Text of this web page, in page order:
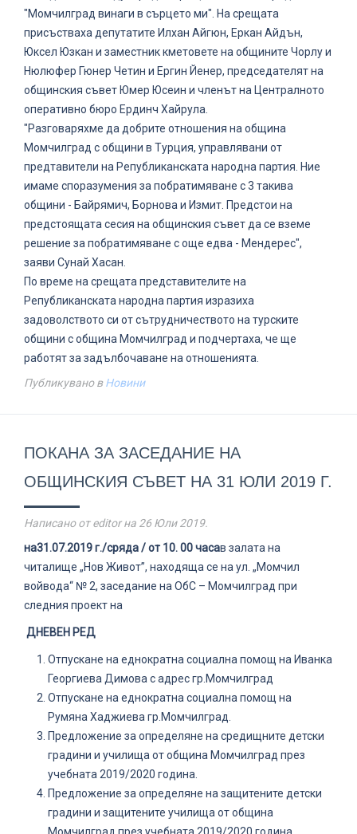
"Момчилград винаги в сърцето ми". На срещата
присъстваха депутатите Илхан Айгюн, Еркан Айдън,
Юксел Юзкан и заместник кметовете на общините Чорлу и
Нюлюфер Гюнер Четин и Ергин Йенер, председателят на
общинския съвет Юмер Юсеин и членът на Централното
оперативно бюро Ердинч Хайрула.
"Разговаряхме да добрите отношения на община
Момчилград с общини в Турция, управлявани от
предтавители на Републиканската народна партия. Ние
имаме споразумения за побратимяване с 3 такива
общини - Байрямич, Борнова и Измит. Предстои на
предстоящата сесия на общинския съвет да се вземе
решение за побратимяване с още едва - Мендерес",
заяви Сунай Хасан.
По време на срещата представителите на
Републиканската народна партия изразиха
задоволството си от сътрудничеството на турските
общини с община Момчилград и подчертаха, че ще
работят за задълбочаване на отношенията.
Публикувано вНовини
ПОКАНА ЗА ЗАСЕДАНИЕ НА
ОБЩИНСКИЯ СЪВЕТ НА 31 ЮЛИ 2019 Г.
Написано от editor на 26 Юли 2019.
на31.07.2019 г./сряда/ от 10. 00 часав залата на
читалище „Нов Живот”, находяща се на ул. „Момчил
войвода“ № 2, заседание на ОбС – Момчилград при
следния проект на
ДНЕВЕН РЕД
Отпускане на еднократна социална помощ на Иванка
Георгиева Димова с адрес гр.Момчилград
Отпускане на еднократна социална помощ на
Румяна Хаджиева гр.Момчилград.
Предложение за определяне на средищните детски
градини и училища от община Момчилград през
учебната 2019/2020 година.
Предложение за определяне на защитените детски
градини и защитените училища от община